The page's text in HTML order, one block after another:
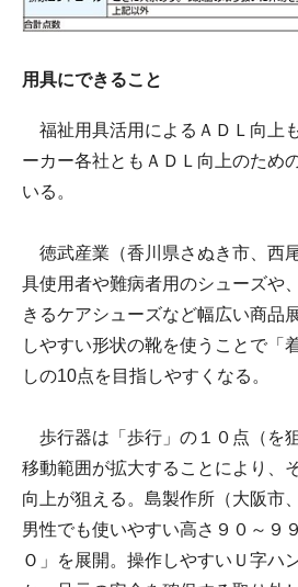
用具にできること
福祉用具活用によるＡＤＬ向上
ーカー各社ともＡＤＬ向上のため
いる。
徳武産業（香川県さぬき市、西
具使用者や難病者用のシューズや
きるケアシューズなど幅広い商品
しやすい形状の靴を使うことで「
しの10点を目指しやすくなる。
歩行器は「歩行」の１０点（を
移動範囲が拡大することにより、
向上が狙える。島製作所（大阪市
男性でも使いやすい高さ９０～９
Ｏ」を展開。操作しやすいＵ字ハ